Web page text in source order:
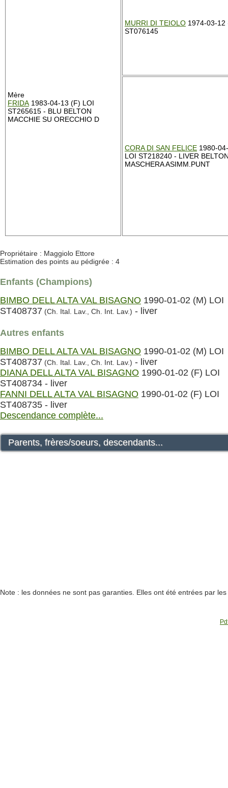
Mère
FRIDA 1983-04-13 (F) LOI
ST265615 - BLU BELTON
MACCHIE SU ORECCHIO D
MURRI DI TEIOLO 1974-03-12
ST076145
CORA DI SAN FELICE 1980-
LOI ST218240 - LIVER
MASCHERA ASIMM.PUNT
Propriétaire : Maggiolo Ettore
Estimation des points au pédigrée : 4
Enfants (Champions)
BIMBO DELL ALTA VAL BISAGNO 1990-01-02 (M) LOI
ST408737 (Ch. Ital. Lav., Ch. Int. Lav.) - liver
Autres enfants
BIMBO DELL ALTA VAL BISAGNO 1990-01-02 (M) LOI
ST408737 (Ch. Ital. Lav., Ch. Int. Lav.) - liver
DIANA DELL ALTA VAL BISAGNO 1990-01-02 (F) LOI
ST408734 - liver
FANNI DELL ALTA VAL BISAGNO 1990-01-02 (F) LOI
ST408735 - liver
Descendance complète...
Parents, frères/soeurs, descendants...
Note : les données ne sont pas garanties. Elles ont été entrées par